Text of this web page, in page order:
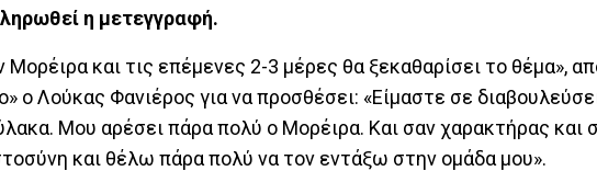
η μετεγγραφή.
και τις επέμενες 2-3 μέρες θα ξεκαθαρίσει το θέμα»,
ο Λούκας Φανιέρος για να προσθέσει: «Είμαστε σε
Μου αρέσει πάρα πολύ ο Μορέιρα. Και σαν χαρακτήρας και
και θέλω πάρα πολύ να τον εντάξω στην ομάδα μου».